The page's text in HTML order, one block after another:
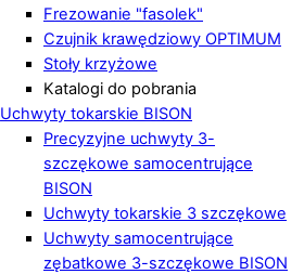
Frezowanie "fasolek"
Czujnik krawędziowy OPTIMUM
Stoły krzyżowe
Katalogi do pobrania
Uchwyty tokarskie BISON
Precyzyjne uchwyty 3-
szczękowe samocentrujące
BISON
Uchwyty tokarskie 3 szczękowe
Uchwyty samocentrujące
zębatkowe 3-szczękowe BISON